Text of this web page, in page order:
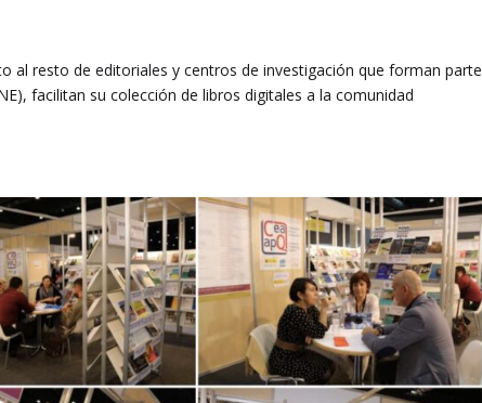
al resto de editoriales y centros de investigación que forman parte
facilitan su colección de libros digitales a la comunidad